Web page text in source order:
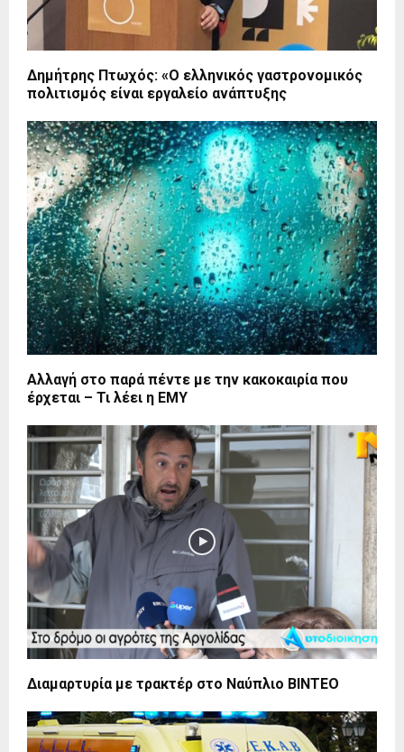
Δημήτρης Πτωχός: «Ο ελληνικός γαστρονομικός
πολιτισμός είναι εργαλείο ανάπτυξης
Αλλαγή στο παρά πέντε με την κακοκαιρία που
έρχεται – Τι λέει η ΕΜΥ
Διαμαρτυρία με τρακτέρ στο Ναύπλιο ΒΙΝΤΕΟ